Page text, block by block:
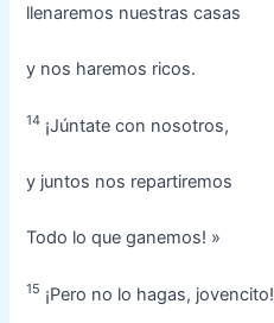
llenaremos nuestras casas
y nos haremos ricos.
14 ¡Júntate con nosotros,
y juntos nos repartiremos
Todo lo que ganemos! »
15 ¡Pero no lo hagas, jovencito!